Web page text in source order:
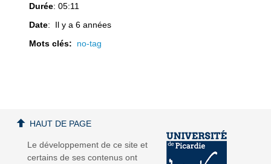
Durée: 05:11
Date: Il y a 6 années
Mots clés: no-tag
Le développement de ce site et
certains de ses contenus ont
HAUT DE PAGE